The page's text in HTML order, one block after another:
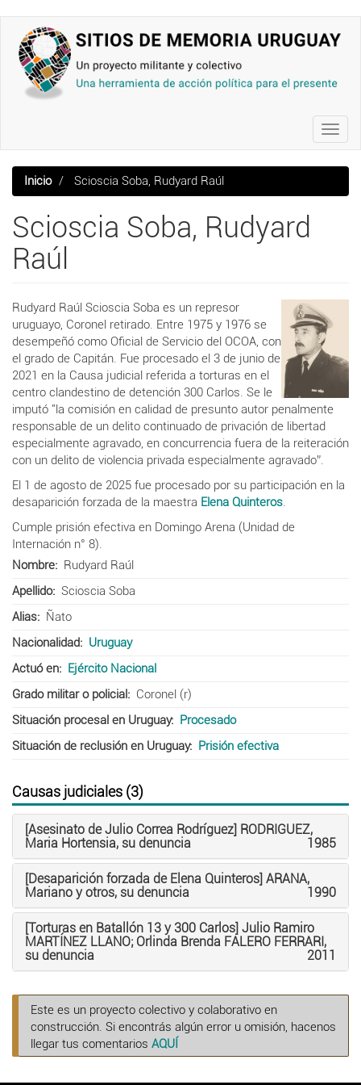
contenido
principal
Inicio Scioscia Soba, Rudyard Raúl
Scioscia Soba, Rudyard
Raúl
Rudyard Raúl Scioscia Soba es un represor
uruguayo, Coronel retirado. Entre 1975 y 1976 se
desempeñó como Oficial de Servicio del OCOA, con
el grado de Capitán. Fue procesado el 3 de junio de
2021 en la Causa judicial referida a torturas en el
centro clandestino de detención 300 Carlos. Se le
imputó "la comisión en calidad de presunto autor penalmente
responsable de un delito continuado de privación de libertad
especialmente agravado, en concurrencia fuera de la reiteración
con un delito de violencia privada especialmente agravado”.
El 1 de agosto de 2025 fue procesado por su participación en la
desaparición forzada de la maestra Elena Quinteros.
Cumple prisión efectiva en Domingo Arena (Unidad de
Internación n° 8).
Nombre
Rudyard Raúl
Apellido
Scioscia Soba
Alias
Ñato
Nacionalidad
Uruguay
Actuó en
Ejército Nacional
Grado militar o policial
Coronel (r)
Situación procesal en Uruguay
Procesado
Situación de reclusión en Uruguay
Prisión efectiva
Causas judiciales (3)
[Asesinato de Julio Correa Rodríguez] RODRIGUEZ,
Maria Hortensia, su denuncia
1985
[Desaparición forzada de Elena Quinteros] ARANA,
Mariano y otros, su denuncia
1990
[Torturas en Batallón 13 y 300 Carlos] Julio Ramiro
MARTÍNEZ LLANO; Orlinda Brenda FALERO FERRARI,
su denuncia
2011
Este es un proyecto colectivo y colaborativo en
construcción. Si encontrás algún error u omisión, hacenos
llegar tus comentarios AQUÍ